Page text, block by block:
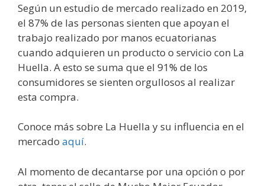
Según un estudio de mercado realizado en 2019,
el 87% de las personas sienten que apoyan el
trabajo realizado por manos ecuatorianas
cuando adquieren un producto o servicio con La
Huella. A esto se suma que el 91% de los
consumidores se sienten orgullosos al realizar
esta compra.
Conoce más sobre La Huella y su influencia en el
mercado aquí.
Al momento de decantarse por una opción o por